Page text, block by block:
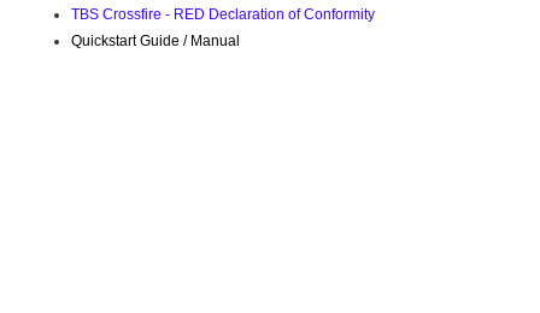
TBS Crossfire - RED Declaration of Conformity
Quickstart Guide / Manual